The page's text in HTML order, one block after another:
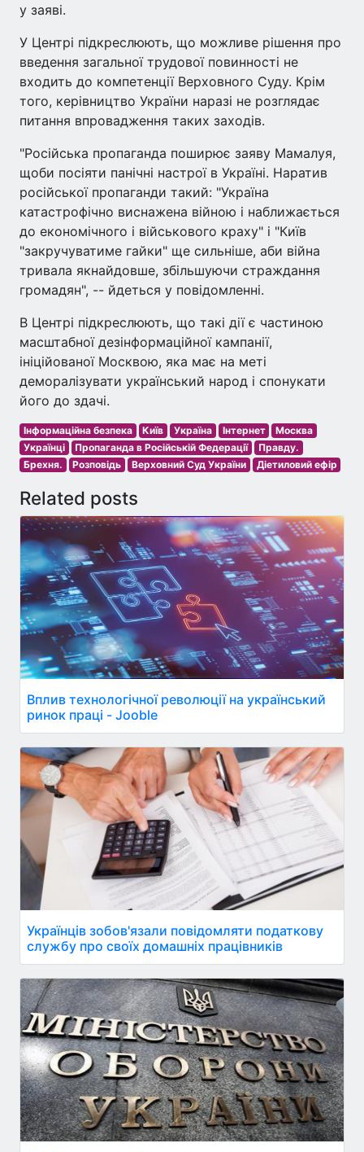
у заяві.
У Центрі підкреслюють, що можливе рішення про
введення загальної трудової повинності не
входить до компетенції Верховного Суду. Крім
того, керівництво України наразі не розглядає
питання впровадження таких заходів.
"Російська пропаганда поширює заяву Мамалуя,
щоби посіяти панічні настрої в Україні. Наратив
російської пропаганди такий: "Україна
катастрофічно виснажена війною і наближається
до економічного і військового краху" і "Київ
"закручуватиме гайки" ще сильніше, аби війна
тривала якнайдовше, збільшуючи страждання
громадян", -- йдеться у повідомленні.
В Центрі підкреслюють, що такі дії є частиною
масштабної дезінформаційної кампанії,
ініційованої Москвою, яка має на меті
деморалізувати український народ і спонукати
його до здачі.
Інформаційна безпека Київ Україна Інтернет
Москва
Українці
Пропаганда в Російській Федерації
Правду.
Брехня.
Розповідь Верховний Суд України Діетиловий ефір
Related posts
Вплив технологічної революції на український
ринок праці - Jooble
Українців зобов'язали повідомляти податкову
службу про своїх домашніх працівників